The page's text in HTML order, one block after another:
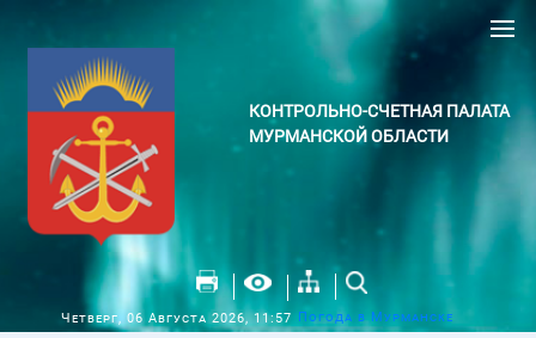
КОНТРОЛЬНО-СЧЕТНАЯ ПАЛАТА
МУРМАНСКОЙ ОБЛАСТИ
Четверг, 06 Августа 2026, 11:57 Погода в Мурманске